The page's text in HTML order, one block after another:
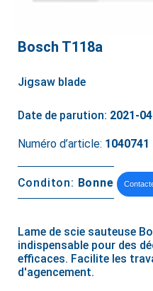
Bosch T118a
Jigsaw blade
Date de parution: 2021-
Numéro d’article: 1040741
Conditon: Bonne
Lame de scie sauteuse
indispensable pour des
efficaces. Facilite les
d'agencement.